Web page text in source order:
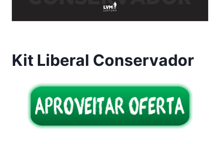
Kit Liberal Conservador